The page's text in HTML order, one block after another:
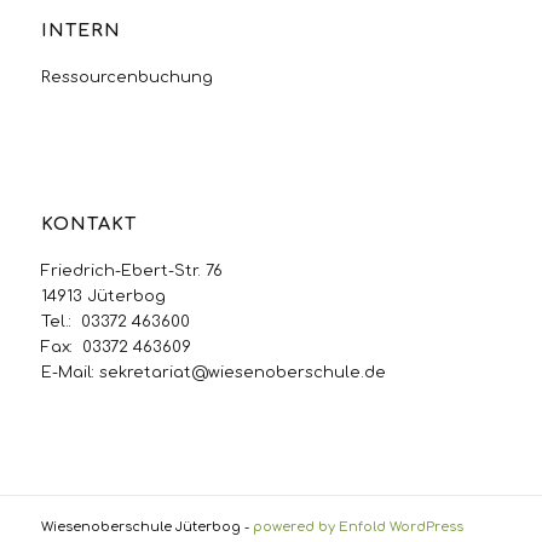
INTERN
Ressourcenbuchung
KONTAKT
Friedrich-Ebert-Str. 76
14913 Jüterbog
Tel.: 03372 463600
Fax: 03372 463609
E-Mail: sekretariat@wiesenoberschule.de
Wiesenoberschule Jüterbog - powered by Enfold WordPress